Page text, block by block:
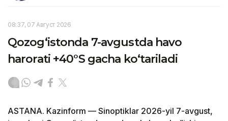
08:37, 07 Август 2026
Qozog‘istonda 7-avgustda havo
harorati +40°S gacha ko‘tariladi
ASTANA. Kazinform — Sinoptiklar 2026-yil 7-avgust,